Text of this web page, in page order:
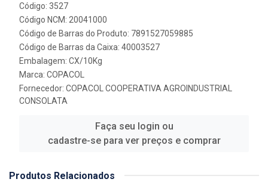
Código: 3527
Código NCM: 20041000
Código de Barras do Produto: 7891527059885
Código de Barras da Caixa: 40003527
Embalagem: CX/10Kg
Marca: COPACOL
Fornecedor: COPACOL COOPERATIVA AGROINDUSTRIAL
CONSOLATA
Faça seu login ou
cadastre-se para ver preços e comprar
Produtos Relacionados